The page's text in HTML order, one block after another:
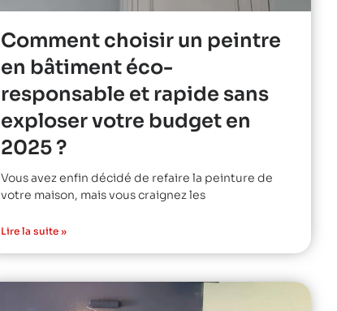
Comment choisir un peintre
en bâtiment éco-
responsable et rapide sans
exploser votre budget en
2025 ?
Vous avez enfin décidé de refaire la peinture de
votre maison, mais vous craignez les
Lire la suite »